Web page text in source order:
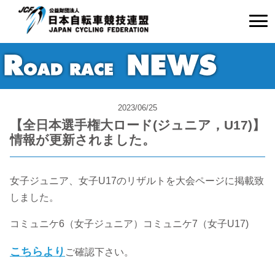
2023/06/25
【全日本選手権大ロード(ジュニア，U17)】
情報が更新されました。
女子ジュニア、女子U17のリザルトを大会ページに掲載致
しました。
コミュニケ6（女子ジュニア）コミュニケ7（女子U17)
こちらより ご確認下さい。